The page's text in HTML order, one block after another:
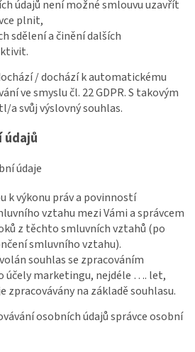
údajů není možné smlouvu uzavřít
plnit,
sdělení a činění dalších
/ dochází k automatickému
ve smyslu čl. 22 GDPR. S takovým
a svůj výslovný souhlas.
údajů
údaje
k výkonu práv a povinností
vztahu mezi Vámi a správcem
z těchto smluvních vztahů (po
smluvního vztahu).
souhlas se zpracováním
účely marketingu, nejdéle …. let,
zpracovávány na základě souhlasu.
osobních údajů správce osobní